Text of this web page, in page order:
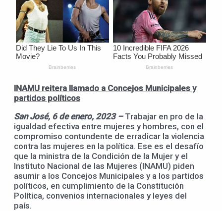
INAMU reitera llamado a Concejos Municipales y
partidos políticos
San José, 6 de enero, 2023 –Trabajar en pro de la
igualdad efectiva entre mujeres y hombres, con el
compromiso contundente de erradicar la violencia
contra las mujeres en la política. Ese es el desafío
que la ministra de la Condición de la Mujer y el
Instituto Nacional de las Mujeres (INAMU) piden
asumir a los Concejos Municipales y a los partidos
políticos, en cumplimiento de la Constitución
Política, convenios internacionales y leyes del
país.